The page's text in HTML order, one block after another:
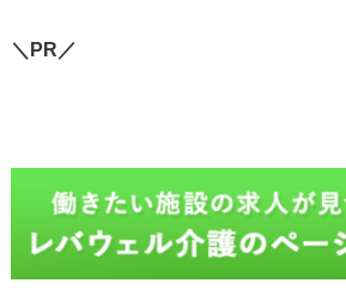
＼PR／